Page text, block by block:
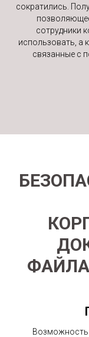
сократились.
сотрудники
использовать, а
связанные с
Возможность